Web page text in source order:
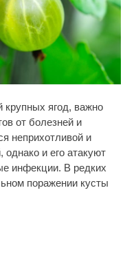
ягод, важно
от болезней и
неприхотливой и
и его атакуют
инфекции. В редких
поражении кусты
пересмотришь не
i
вас без слов!